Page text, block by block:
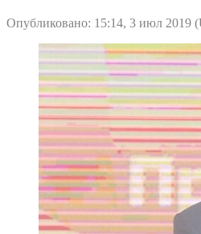
Опубликовано: 15:14, 3 июл 2019